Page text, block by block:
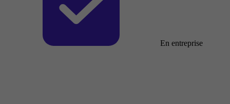
En entreprise